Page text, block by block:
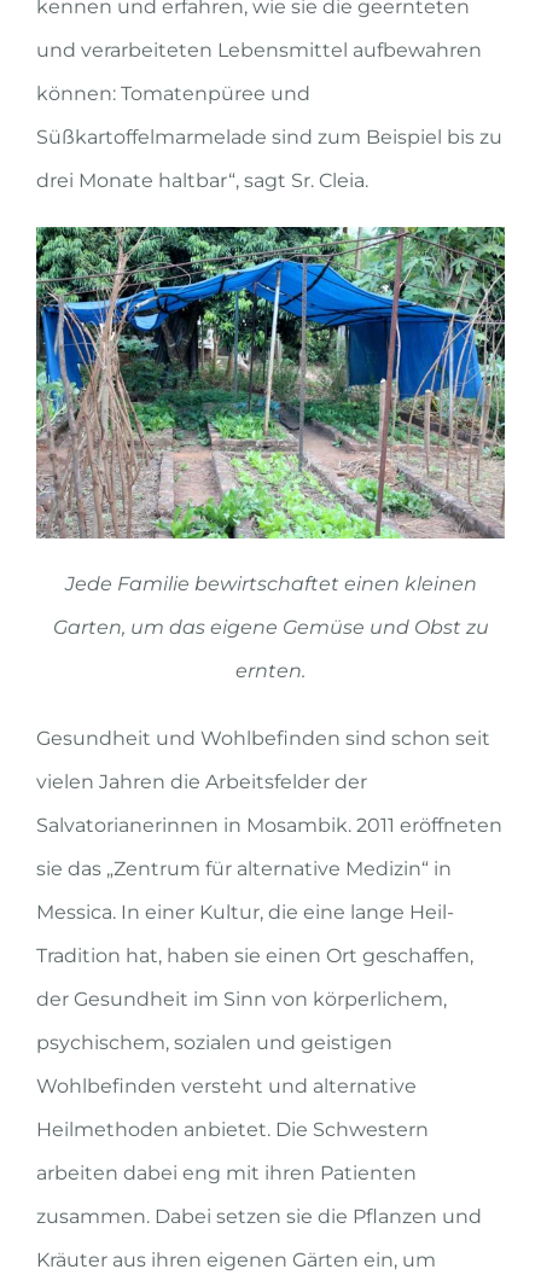
kennen und erfahren, wie sie die geernteten
und verarbeiteten Lebensmittel aufbewahren
können: Tomatenpüree und
Süßkartoffelmarmelade sind zum Beispiel bis zu
drei Monate haltbar“, sagt Sr. Cleia.
Jede Familie bewirtschaftet einen kleinen
Garten, um das eigene Gemüse und Obst zu
ernten.
Gesundheit und Wohlbefinden sind schon seit
vielen Jahren die Arbeitsfelder der
Salvatorianerinnen in Mosambik. 2011 eröffneten
sie das „Zentrum für alternative Medizin“ in
Messica. In einer Kultur, die eine lange Heil-
Tradition hat, haben sie einen Ort geschaffen,
der Gesundheit im Sinn von körperlichem,
psychischem, sozialen und geistigen
Wohlbefinden versteht und alternative
Heilmethoden anbietet. Die Schwestern
arbeiten dabei eng mit ihren Patienten
zusammen. Dabei setzen sie die Pflanzen und
Kräuter aus ihren eigenen Gärten ein, um